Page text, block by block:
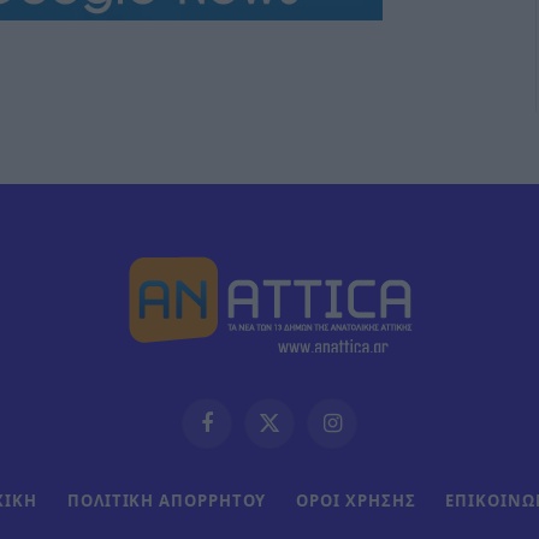
FacebookX
Instagram
ΠΟΛΙΤΙΚΗ ΑΠΟΡΡΗΤΟΥ ΟΡΟΙ ΧΡΗΣΗΣ